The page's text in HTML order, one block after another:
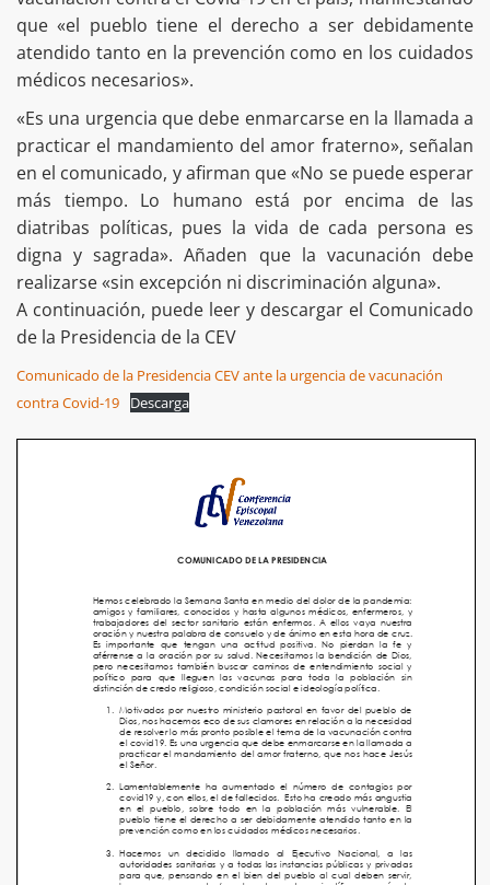
que «el pueblo tiene el derecho a ser debidamente
atendido tanto en la prevención como en los cuidados
médicos necesarios».
«Es una urgencia que debe enmarcarse en la llamada a
practicar el mandamiento del amor fraterno», señalan
en el comunicado, y afirman que «No se puede esperar
más tiempo. Lo humano está por encima de las
diatribas políticas, pues la vida de cada persona es
digna y sagrada». Añaden que la vacunación debe
realizarse «sin excepción ni discriminación alguna».
A continuación, puede leer y descargar el Comunicado
de la Presidencia de la CEV
Comunicado de la Presidencia CEV ante la urgencia de vacunación
contra Covid-19
Descarga